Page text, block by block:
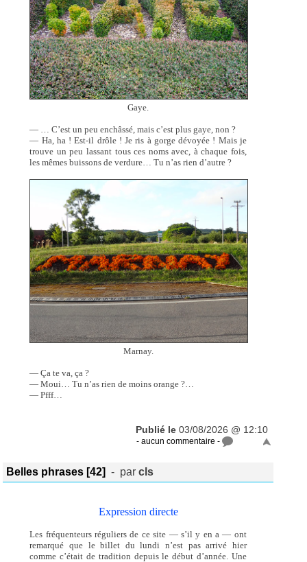
Gaye.
— … C’est un peu enchâssé, mais c’est plus gaye, non ?
— Ha, ha ! Est-il drôle ! Je ris à gorge dévoyée ! Mais je
trouve un peu lassant tous ces noms avec, à chaque fois,
les mêmes buissons de verdure… Tu n’as rien d’autre ?
Marnay.
— Ça te va, ça ?
— Moui… Tu n’as rien de moins orange ?…
— Pfff…
Publié le 03/08/2026 @ 12:10
- aucun commentaire -
Belles phrases [42] - parcls
Expression directe
Les fréquenteurs réguliers de ce site — s’il y en a — ont
remarqué que le billet du lundi n’est pas arrivé hier
comme c’était de tradition depuis le début d’année. Une